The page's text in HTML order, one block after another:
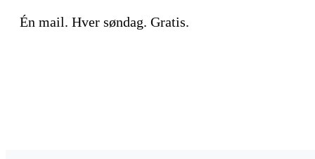
Én mail. Hver søndag. Gratis.